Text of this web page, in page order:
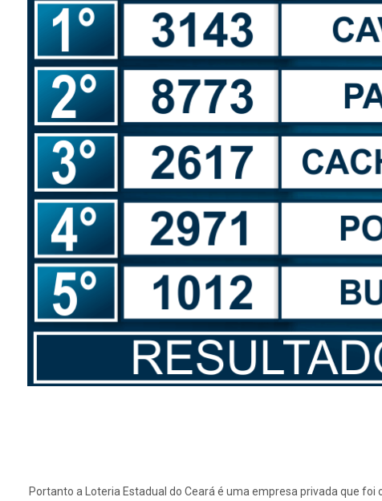
Portanto a Loteria Estadual do Ceará é uma empresa privada que